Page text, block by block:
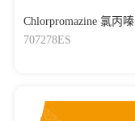
Chlorpromazine 氯丙嗪
707278ES